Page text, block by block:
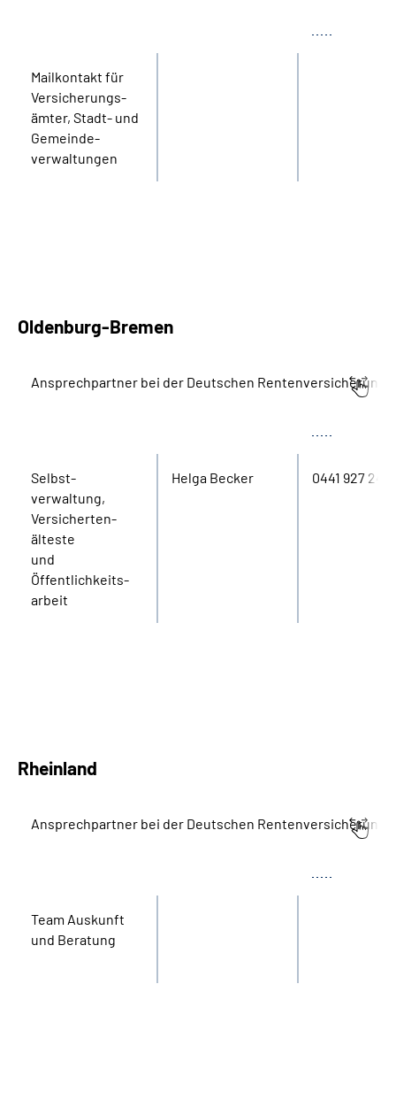
Mail­kontakt für
Versicherungs­
ämter, Stadt- und
Gemeinde­
verwaltungen
Oldenburg-Bremen
Ansprechpartner bei der Deutschen Rentenversicherung
Selbst­
verwaltung,
Versicherten­
älteste
und
Öffentlichkeits­
arbeit
Helga Becker 0441 927 2431
Rheinland
Ansprechpartner bei der Deutschen Rentenversicherung
Team Aus­kunft
und Beratung